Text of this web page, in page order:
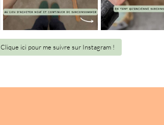
Clique ici pour me suivre sur Instagram !